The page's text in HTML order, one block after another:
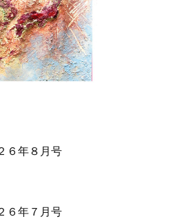
６年８月号
６年７月号